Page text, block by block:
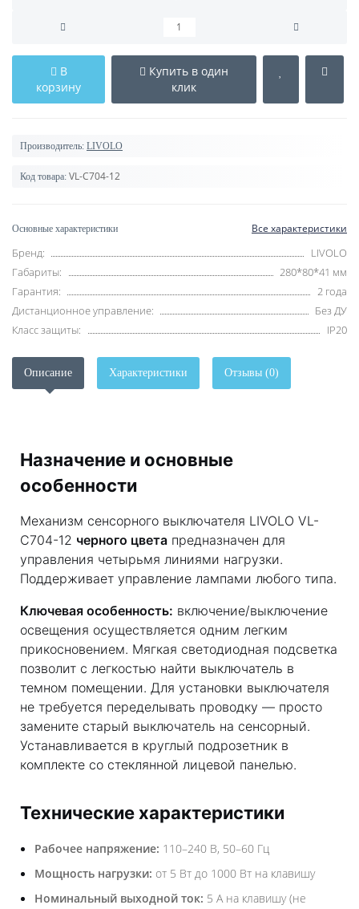
В
корзину
Купить в один
клик
Производитель: LIVOLO
Код товара: VL-C704-12
Основные характеристики Все характеристики
Бренд:
LIVOLO
Габариты:
280*80*41 мм
Гарантия:
2 года
Дистанционное управление:
Без ДУ
Класс защиты:
IP20
Описание Характеристики Отзывы (0)
Назначение и основные
особенности
Механизм сенсорного выключателя LIVOLO VL-
C704-12 черного цвета предназначен для
управления четырьмя линиями нагрузки.
Поддерживает управление лампами любого типа.
Ключевая особенность: включение/выключение
освещения осуществляется одним легким
прикосновением. Мягкая светодиодная подсветка
позволит с легкостью найти выключатель в
темном помещении. Для установки выключателя
не требуется переделывать проводку — просто
замените старый выключатель на сенсорный.
Устанавливается в круглый подрозетник в
комплекте со стеклянной лицевой панелью.
Технические характеристики
Рабочее напряжение: 110–240 В, 50–60 Гц
Мощность нагрузки: от 5 Вт до 1000 Вт на клавишу
Номинальный выходной ток: 5 А на клавишу (не